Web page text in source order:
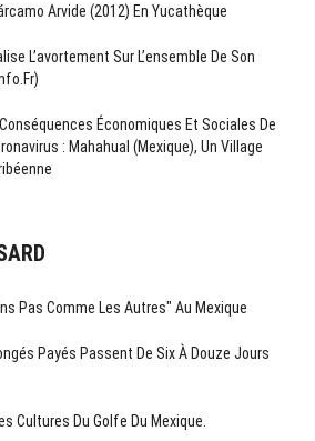
Arvide (2012) En Yucathèque
L’avortement Sur L’ensemble De Son
Économiques Et Sociales De
: Mahahual (Mexique), Un Village
Pas Comme Les Autres" Au Mexique
Payés Passent De Six À Douze Jours
Cultures Du Golfe Du Mexique.